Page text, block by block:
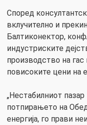
Според
вклучително и
Балтиконектор,
индустриските
производство на гас
повисоките цени на
„Нестабилниот пазар
потпирањето на
енергија, го прави